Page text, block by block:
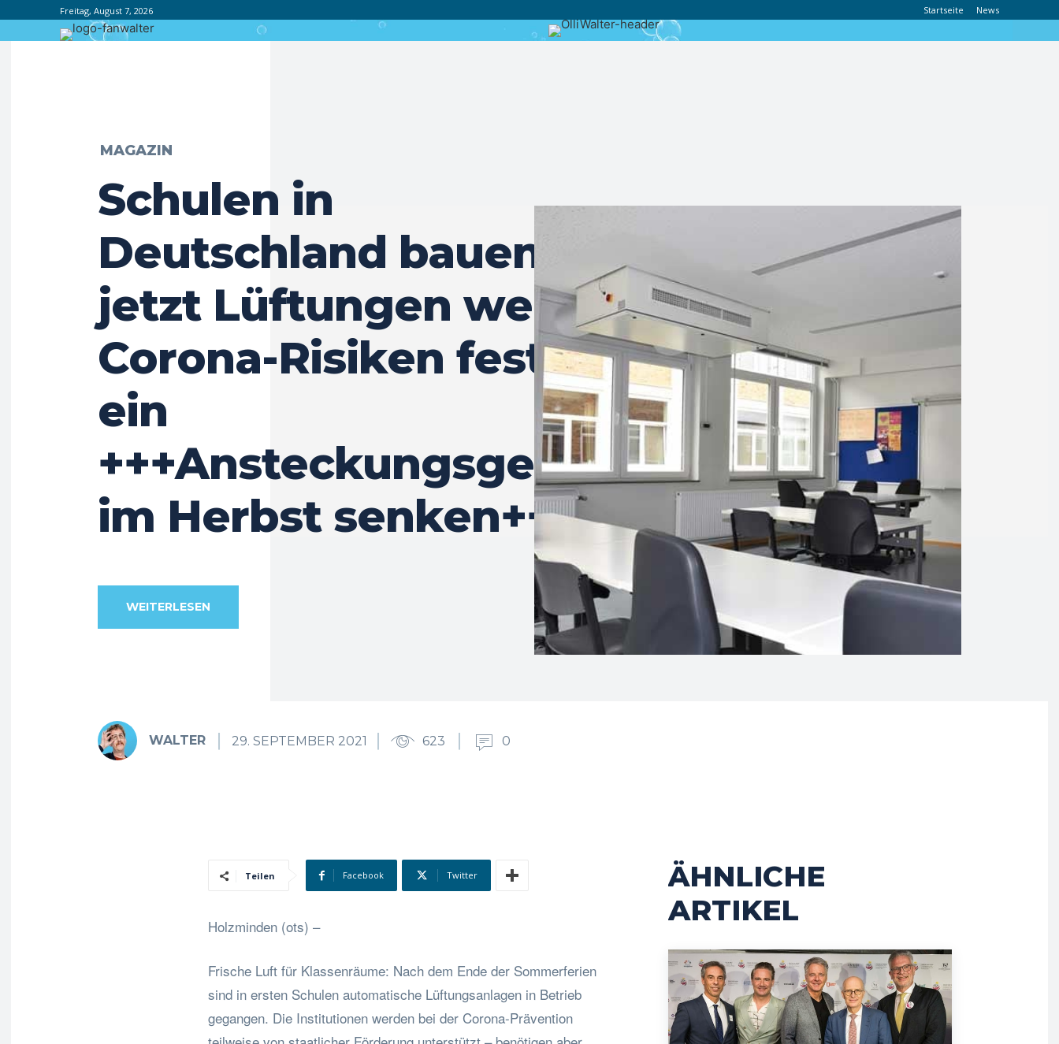
Freitag, August 7, 2026 Startseite News
MAGAZIN
Schulen in
Deutschland bauen
jetzt Lüftungen wegen
Corona-Risiken fest
ein
+++Ansteckungsgefahr
im Herbst senken+++
WEITERLESEN
WALTER 29. SEPTEMBER 2021 623 0
Teilen Facebook Twitter
Holzminden (ots) –
Frische Luft für Klassenräume: Nach dem Ende der Sommerferien
sind in ersten Schulen automatische Lüftungsanlagen in Betrieb
gegangen. Die Institutionen werden bei der Corona-Prävention
ÄHNLICHE
ARTIKEL